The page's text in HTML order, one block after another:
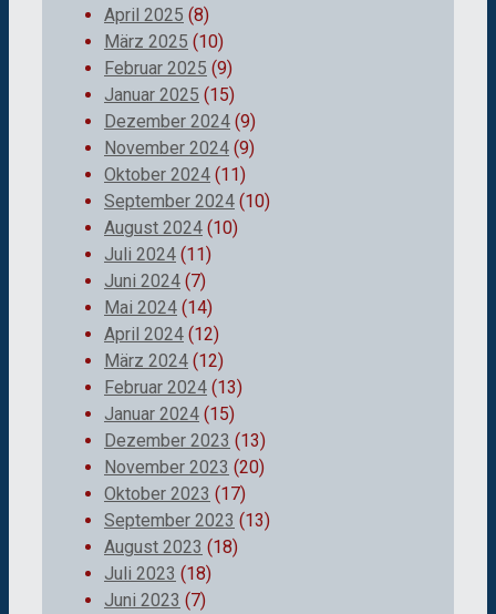
April 2025 (8)
März 2025 (10)
Februar 2025 (9)
Januar 2025 (15)
Dezember 2024 (9)
November 2024 (9)
Oktober 2024 (11)
September 2024 (10)
August 2024 (10)
Juli 2024 (11)
Juni 2024 (7)
Mai 2024 (14)
April 2024 (12)
März 2024 (12)
Februar 2024 (13)
Januar 2024 (15)
Dezember 2023 (13)
November 2023 (20)
Oktober 2023 (17)
September 2023 (13)
August 2023 (18)
Juli 2023 (18)
Juni 2023 (7)